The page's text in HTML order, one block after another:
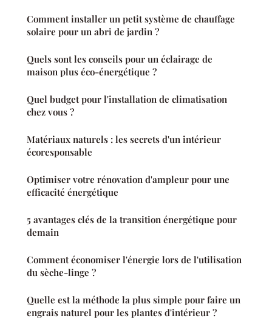
Comment installer un petit système de chauffage
solaire pour un abri de jardin ?
Quels sont les conseils pour un éclairage de
maison plus éco-énergétique ?
Quel budget pour l'installation de climatisation
chez vous ?
Matériaux naturels : les secrets d'un intérieur
écoresponsable
Optimiser votre rénovation d'ampleur pour une
efficacité énergétique
5 avantages clés de la transition énergétique pour
demain
Comment économiser l'énergie lors de l'utilisation
du sèche-linge ?
Quelle est la méthode la plus simple pour faire un
engrais naturel pour les plantes d'intérieur ?